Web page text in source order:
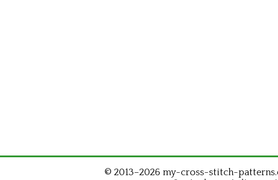
© 2013–2026 my-cross-stitch-